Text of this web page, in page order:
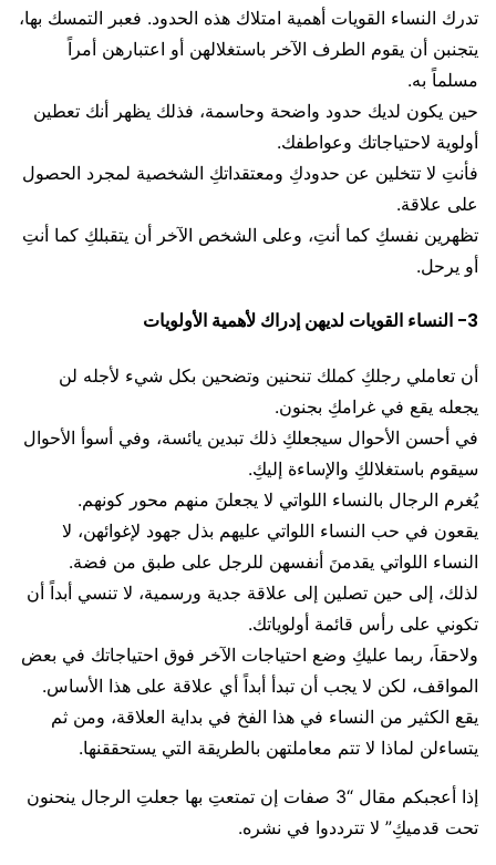
تدرك النساء القويات أهمية امتلاك هذه الحدود. فعبر التمسك بها،
يتجنبن أن يقوم الطرف الآخر باستغلالهن أو اعتبارهن أمراً
مسلماً به.
حين يكون لديك حدود واضحة وحاسمة، فذلك يظهر أنك تعطين
أولوية لاحتياجاتك وعواطفك.
فأنتِ لا تتخلين عن حدودكِ ومعتقداتكِ الشخصية لمجرد الحصول
على علاقة.
تظهرين نفسكِ كما أنتِ، وعلى الشخص الآخر أن يتقبلكِ كما أنتِ
أو يرحل.
3- النساء القويات لديهن إدراك لأهمية الأولويات
أن تعاملي رجلكِ كملك تنحنين وتضحين بكل شيء لأجله لن
يجعله يقع في غرامكِ بجنون.
في أحسن الأحوال سيجعلكِ ذلك تبدين يائسة، وفي أسوأ الأحوال
سيقوم باستغلالكِ والإساءة إليكِ.
يُغرم الرجال بالنساء اللواتي لا يجعلنَ منهم محور كونهم.
يقعون في حب النساء اللواتي عليهم بذل جهود لإغوائهن، لا
النساء اللواتي يقدمنَ أنفسهن للرجل على طبق من فضة.
لذلك، إلى حين تصلين إلى علاقة جدية ورسمية، لا تنسي أبداً أن
تكوني على رأس قائمة أولوياتك.
ولاحقاَ، ربما عليكِ وضع احتياجات الآخر فوق احتياجاتك في بعض
المواقف، لكن لا يجب أن تبدأ أبداً أي علاقة على هذا الأساس.
يقع الكثير من النساء في هذا الفخ في بداية العلاقة، ومن ثم
يتساءلن لماذا لا تتم معاملتهن بالطريقة التي يستحققنها.
إذا أعجبكم مقال “3 صفات إن تمتعتِ بها جعلتِ الرجال ينحنون
تحت قدميكِ” لا تترددوا في نشره.